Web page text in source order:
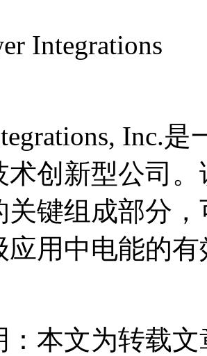
Integrations
Inc.
术创新型公司
关键组成部分
应用中电能的
：本文为转载